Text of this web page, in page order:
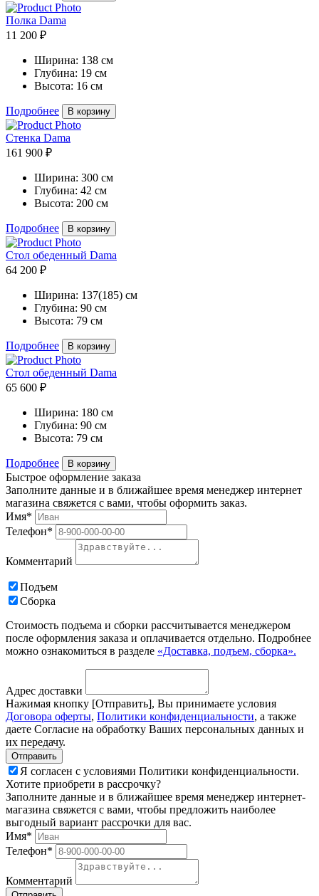
Полка Dama
11 200 ₽
Ширина: 138 см
Глубина: 19 см
Высота: 16 см
Подробнее В корзину
Cтенка Dama
161 900 ₽
Ширина: 300 см
Глубина: 42 см
Высота: 200 см
Подробнее В корзину
Стол обеденный Dama
64 200 ₽
Ширина: 137(185) см
Глубина: 90 см
Высота: 79 см
Подробнее В корзину
Стол обеденный Dama
65 600 ₽
Ширина: 180 см
Глубина: 90 см
Высота: 79 см
Подробнее В корзину
Быстрое оформление заказа
Заполните данные и в ближайшее время менеджер интернет
магазина свяжется с вами, чтобы оформить заказ.
Имя*
Телефон*
Комментарий
Подъем
Сборка
Стоимость подъема и сборки рассчитывается менеджером
после оформления заказа и оплачивается отдельно. Подробнее
можно ознакомиться в разделе «Доставка, подъем, сборка».
Адрес доставки
Нажимая кнопку [Отправить], Вы принимаете условия
Договора оферты, Политики конфиденциальности, а также
даете Согласие на обработку Ваших персональных данных и
их передачу.
Я согласен с условиями Политики конфиденциальности.
Хотите приобрети в рассрочку?
Заполните данные и в ближайшее время менеджер интернет-
магазина свяжется с вами, чтобы предложить наиболее
выгодный вариант рассрочки для вас.
Имя*
Телефон*
Комментарий